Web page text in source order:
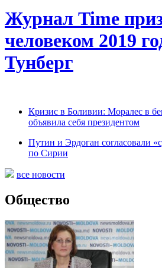
Журнал Time
человеком 2019
Тунберг
Кризис в Боливии: Моралес в
объявила себя президентом
Путин и Эрдоган согласовали
по Сирии
все новости
Общество